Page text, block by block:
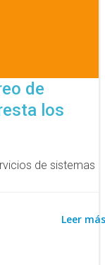
de
los
de sistemas
Leer más